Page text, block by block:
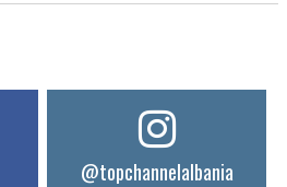
@topchannelalbania